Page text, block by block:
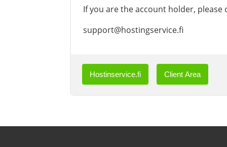
If you are the account holder,
support@hostingservice.fi
Hostinservice.fi Client Area